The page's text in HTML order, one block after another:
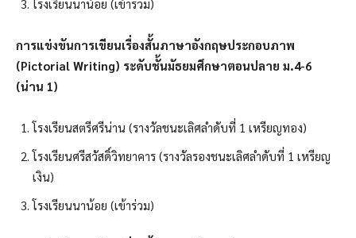
โรงเรียนนาน้อย (เข้าร่วม)
การแข่งขันการเขียนเรื่องสั้นภาษาอังกฤษประกอบภาพ
(Pictorial Writing) ระดับชั้นมัธยมศึกษาตอนปลาย ม.4-6
(น่าน 1)
โรงเรียนสตรีศรีน่าน (รางวัลชนะเลิศลำดับที่ 1 เหรียญทอง)
โรงเรียนศรีสวัสดิ์วิทยาคาร (รางวัลรองชนะเลิศลำดับที่ 1 เหรียญ
เงิน)
โรงเรียนนาน้อย (เข้าร่วม)